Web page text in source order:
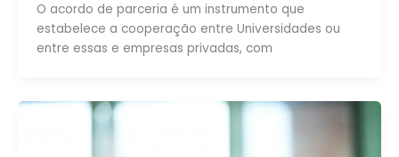
O acordo de parceria é um instrumento que
estabelece a cooperação entre Universidades ou
entre essas e empresas privadas, com